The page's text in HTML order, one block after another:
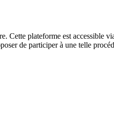
Cette plateforme est accessible
de participer à une telle